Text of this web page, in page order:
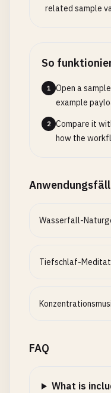
related sample
So
1
Open a
example
2
Compare it
how the
Wasserfall-
Tiefschlaf-
FAQ
What is